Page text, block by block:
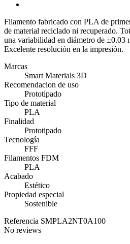
Filamento fabricado con PLA de
de material reciclado ni recuperado.
una variabilidad en diámetro de ±0.03
Excelente resolución en la impresión.
Marcas
Smart Materials 3D
Recomendacion de uso
Prototipado
Tipo de material
PLA
Finalidad
Prototipado
Tecnología
FFF
Filamentos FDM
PLA
Acabado
Estético
Propiedad especial
Sostenible
Referencia SMPLA2NT0A100
No reviews